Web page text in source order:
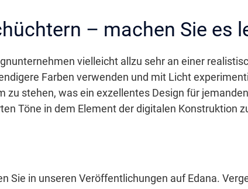
– machen Sie es
vielleicht allzu sehr an einer
Farben verwenden und mit Licht
zu stehen, was ein exzellentes Design für
Töne in dem Element der digitalen Konstruktion
Sie in unseren Veröffentlichungen auf Edana.